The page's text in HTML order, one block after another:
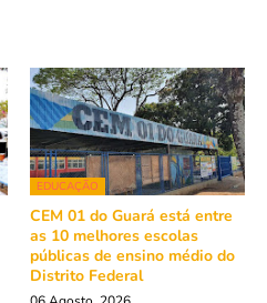
EDUCAÇÃO
CEM 01 do Guará está entre
as 10 melhores escolas
públicas de ensino médio do
Distrito Federal